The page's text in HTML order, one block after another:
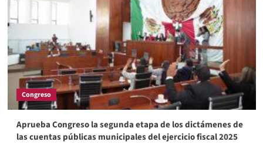
Congreso
Aprueba Congreso la segunda etapa de los dictámenes de
las cuentas públicas municipales del ejercicio fiscal 2025